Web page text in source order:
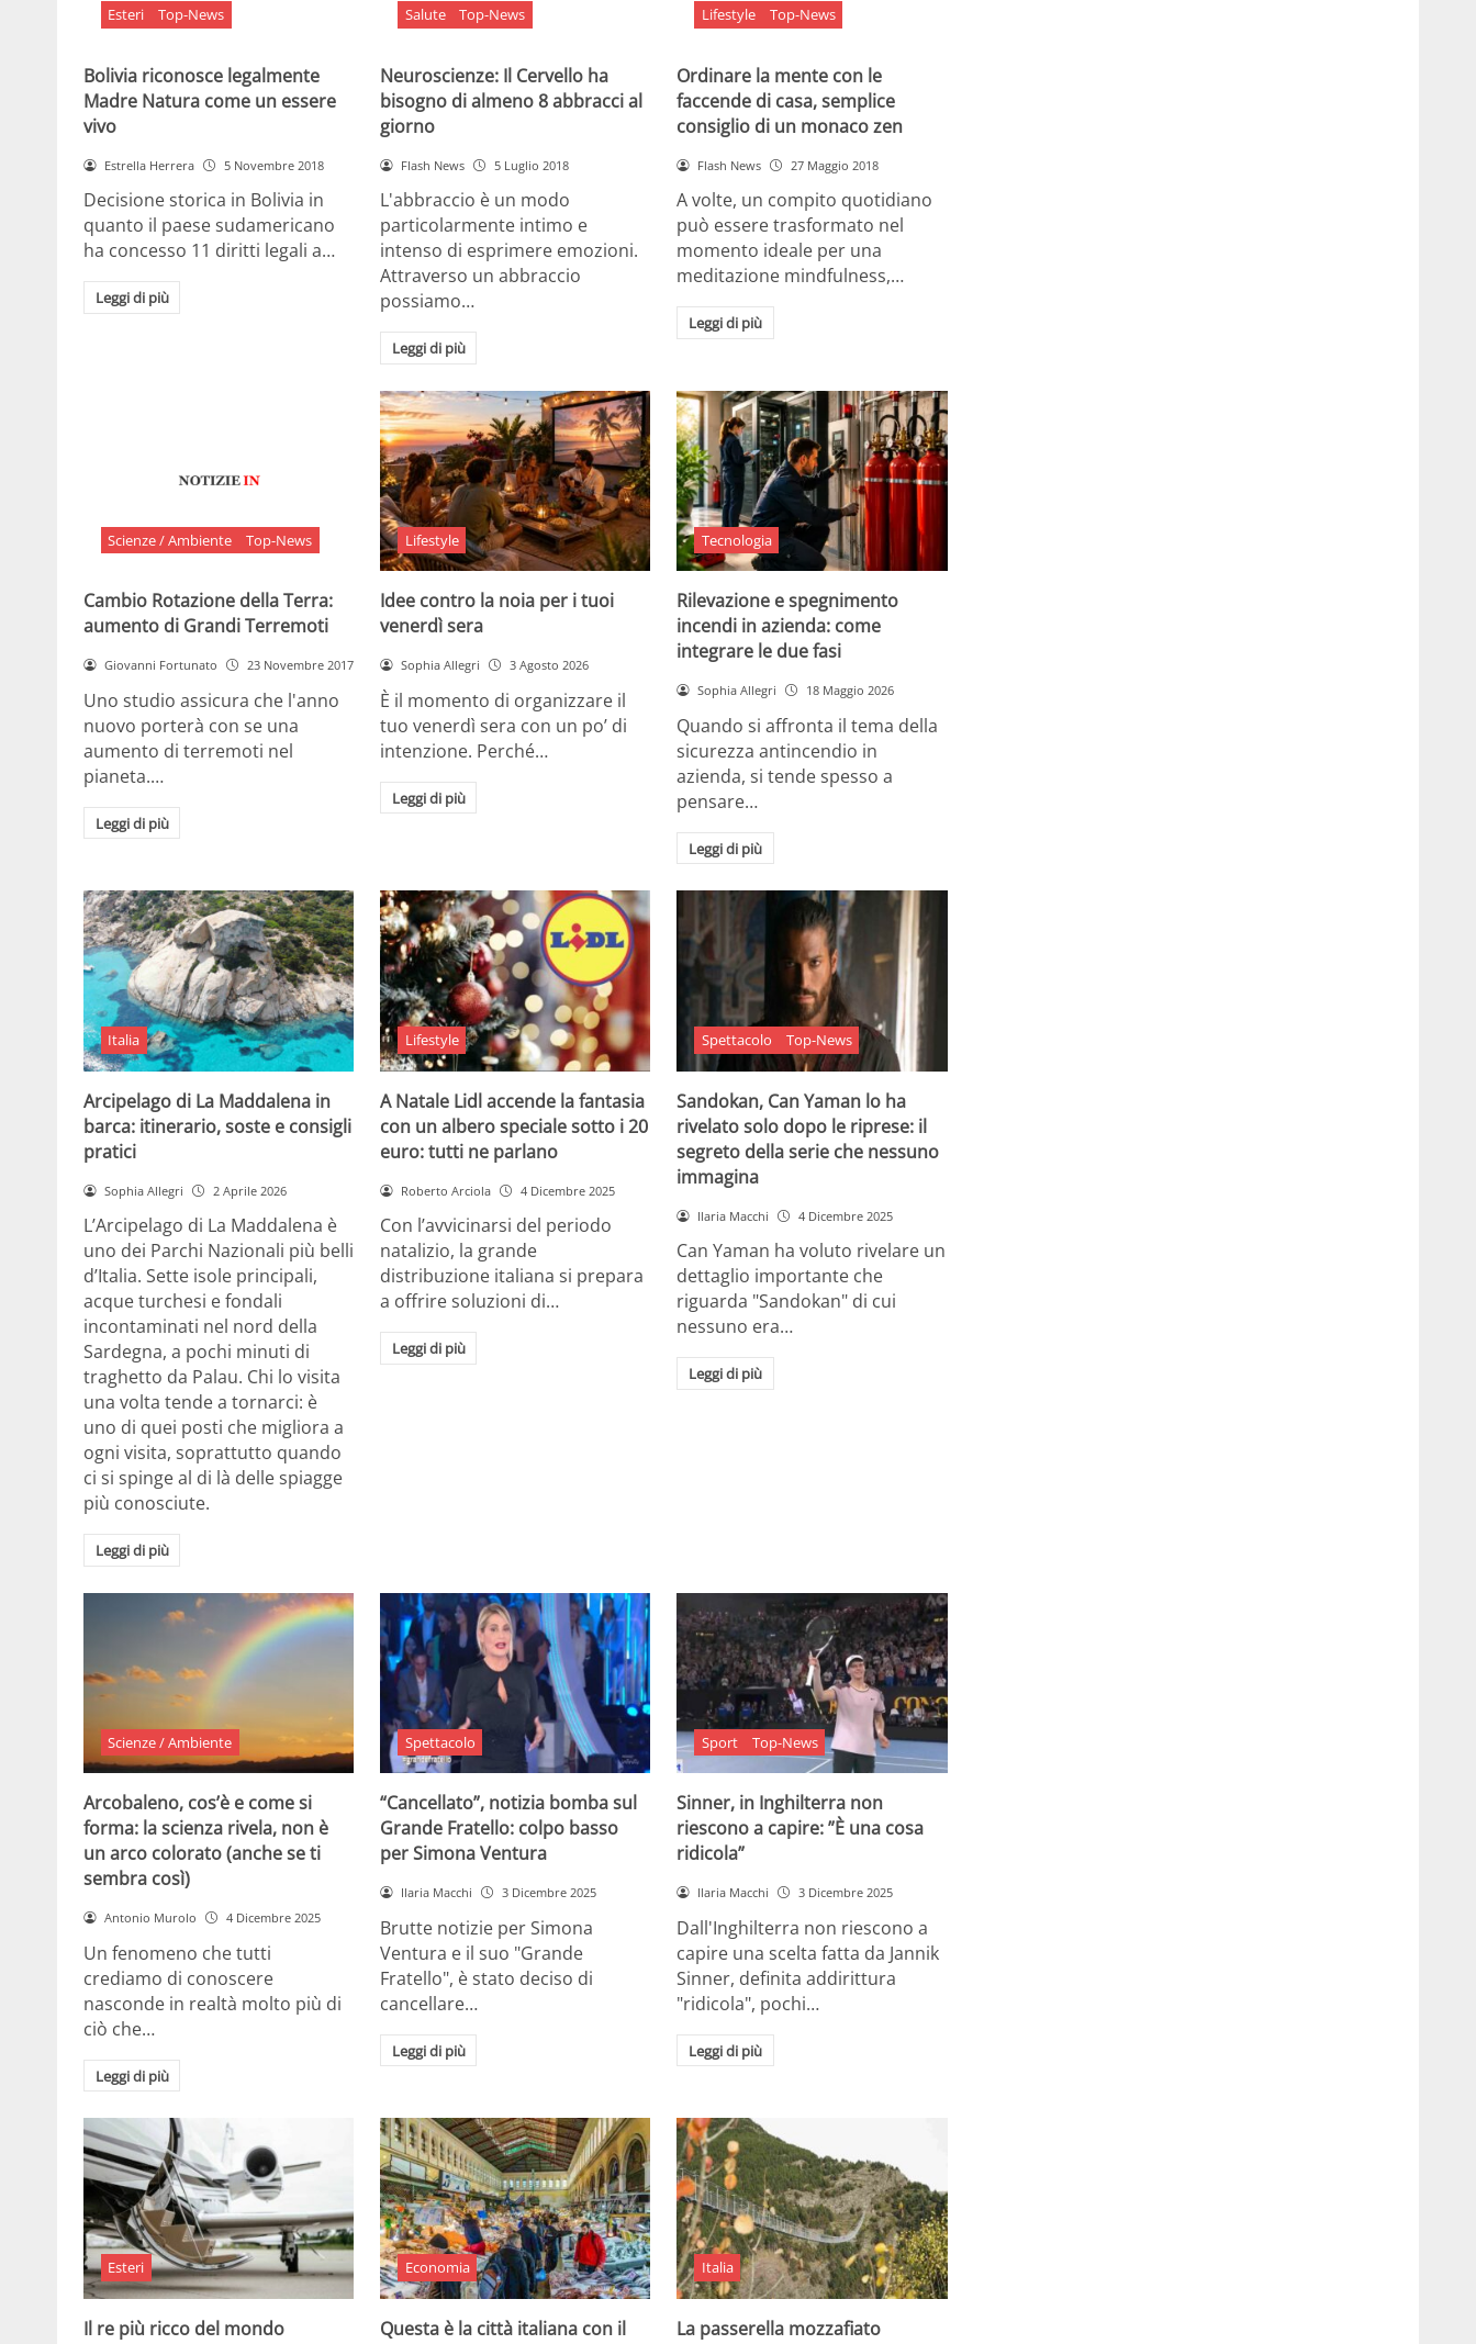
Esteri Top-News
Bolivia riconosce legalmente
Madre Natura come un essere
vivo
Estrella Herrera 5 Novembre 2018
Decisione storica in Bolivia in
quanto il paese sudamericano
ha concesso 11 diritti legali a…
Leggi di più
Salute Top-News
Neuroscienze: Il Cervello ha
bisogno di almeno 8 abbracci al
giorno
Flash News 5 Luglio 2018
L'abbraccio è un modo
particolarmente intimo e
intenso di esprimere emozioni.
Attraverso un abbraccio
possiamo…
Leggi di più
Lifestyle Top-News
Ordinare la mente con le
faccende di casa, semplice
consiglio di un monaco zen
Flash News 27 Maggio 2018
A volte, un compito quotidiano
può essere trasformato nel
momento ideale per una
meditazione mindfulness,…
Leggi di più
Scienze / Ambiente Top-News
Cambio Rotazione della Terra:
aumento di Grandi Terremoti
Giovanni Fortunato 23 Novembre 2017
Uno studio assicura che l'anno
nuovo porterà con se una
aumento di terremoti nel
pianeta.…
Leggi di più
Lifestyle
Idee contro la noia per i tuoi
venerdì sera
Sophia Allegri 3 Agosto 2026
È il momento di organizzare il
tuo venerdì sera con un po’ di
intenzione. Perché…
Leggi di più
Tecnologia
Rilevazione e spegnimento
incendi in azienda: come
integrare le due fasi
Sophia Allegri 18 Maggio 2026
Quando si affronta il tema della
sicurezza antincendio in
azienda, si tende spesso a
pensare…
Leggi di più
Italia
Arcipelago di La Maddalena in
barca: itinerario, soste e consigli
pratici
Sophia Allegri 2 Aprile 2026
L’Arcipelago di La Maddalena è
uno dei Parchi Nazionali più belli
d’Italia. Sette isole principali,
acque turchesi e fondali
incontaminati nel nord della
Sardegna, a pochi minuti di
traghetto da Palau. Chi lo visita
una volta tende a tornarci: è
uno di quei posti che migliora a
ogni visita, soprattutto quando
ci si spinge al di là delle spiagge
più conosciute.
Leggi di più
Lifestyle
A Natale Lidl accende la fantasia
con un albero speciale sotto i 20
euro: tutti ne parlano
Roberto Arciola 4 Dicembre 2025
Con l’avvicinarsi del periodo
natalizio, la grande
distribuzione italiana si prepara
a offrire soluzioni di…
Leggi di più
Spettacolo Top-News
Sandokan, Can Yaman lo ha
rivelato solo dopo le riprese: il
segreto della serie che nessuno
immagina
Ilaria Macchi 4 Dicembre 2025
Can Yaman ha voluto rivelare un
dettaglio importante che
riguarda "Sandokan" di cui
nessuno era…
Leggi di più
Scienze / Ambiente
Arcobaleno, cos’è e come si
forma: la scienza rivela, non è
un arco colorato (anche se ti
sembra così)
Antonio Murolo 4 Dicembre 2025
Un fenomeno che tutti
crediamo di conoscere
nasconde in realtà molto più di
ciò che…
Leggi di più
Spettacolo
“Cancellato”, notizia bomba sul
Grande Fratello: colpo basso
per Simona Ventura
Ilaria Macchi 3 Dicembre 2025
Brutte notizie per Simona
Ventura e il suo "Grande
Fratello", è stato deciso di
cancellare…
Leggi di più
Sport Top-News
Sinner, in Inghilterra non
riescono a capire: ”È una cosa
ridicola”
Ilaria Macchi 3 Dicembre 2025
Dall'Inghilterra non riescono a
capire una scelta fatta da Jannik
Sinner, definita addirittura
"ridicola", pochi…
Leggi di più
Esteri
Il re più ricco del mondo
Economia
Questa è la città italiana con il
Italia
La passerella mozzafiato